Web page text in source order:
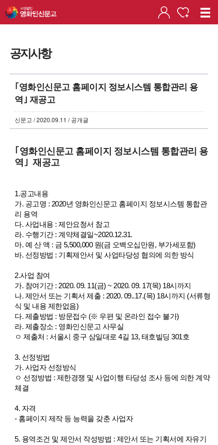
공지사항
｢영화인신문고 홈페이지 정보시스템 통합관리 용
역｣ 재공고
신문고 / 2020.09.11 / 공개글
｢영화인신문고 홈페이지 정보시스템 통합관리 용
역｣ 재공고
1.공고내용
가. 공고명 : 2020년 영화인신문고 홈페이지 정보시스템 통합관
리 용역
다. 사업내용 : 제안요청서 참고
라. 수행기간 : 계약체결일~2020.12.31.
마. 예 산 액 : 금 5,500,000 원(금 오백오십만원, 부가세포함)
바. 선정방법 : 기획제안서 및 사업타당성 협의에 의한 방식
2.사업 참여
가. 참여기간 : 2020. 09. 11(금) ~ 2020. 09. 17(목) 18시까지
나. 제안서 또는 기획서 제출 : 2020. 09..17.(목) 18시까지 (서류형
식 및 내용 제한없음)
다. 제출방법 : 방문접수 (※ 우편 및 온라인 접수 불가)
라. 제출장소 : 영화인신문고 사무실
ㅇ 제출처 : 서울시 중구 삼일대로 4길 13, 태호빌딩 301호
3. 선정방법
가. 사업자 선정방식
ㅇ 선정방법 : 제한경쟁 및 사업이행 타당성 조사 등에 의한 계약
체결
4. 자격
- 홈페이지 제작 등 능력을 갖춘 사업자
5. 용역조건 및 제안서 작성방법 : 제안서 또는 기획서에 자유기